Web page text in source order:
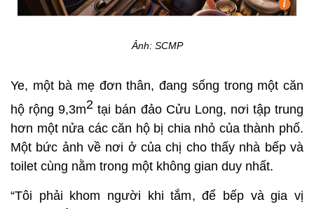
Ảnh: SCMP
Ye, một bà mẹ đơn thân, đang sống trong một căn
hộ rộng 9,3m2 tại bán đảo Cửu Long, nơi tập trung
hơn một nửa các căn hộ bị chia nhỏ của thành phố.
Một bức ảnh về nơi ở của chị cho thấy nhà bếp và
toilet cùng nằm trong một không gian duy nhất.
“Tôi phải khom người khi tắm, để bếp và gia vị